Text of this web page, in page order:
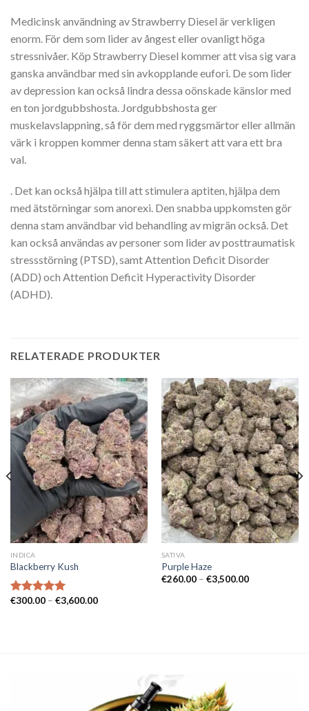
Medicinsk användning av Strawberry Diesel är verkligen
enorm. För dem som lider av ångest eller ovanligt höga
stressnivåer. Köp Strawberry Diesel kommer att visa sig vara
ganska användbar med sin avkopplande eufori. De som lider
av depression kan också lindra dessa oönskade känslor med
en ton jordgubbshosta. Jordgubbshosta ger
muskelavslappning, så för dem med ryggsmärtor eller allmän
värk i kroppen kommer denna stam säkert att vara ett bra
val.
. Det kan också hjälpa till att stimulera aptiten, hjälpa dem
med ätstörningar som anorexi. Den snabba uppkomsten gör
denna stam användbar vid behandling av migrän också. Det
kan också användas av personer som lider av posttraumatisk
stressstörning (PTSD), samt Attention Deficit Disorder
(ADD) och Attention Deficit Hyperactivity Disorder
(ADHD).
RELATERADE PRODUKTER
INDICA
Blackberry Kush
Betygsatt
€300.00 – €3,600.00Prisintervall:
SATIVA
Purple Haze
€260.00 – €3,500.00Prisintervall: